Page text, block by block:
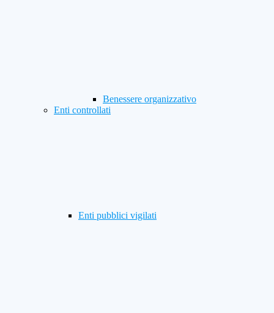
Benessere organizzativo
Enti controllati
Enti pubblici vigilati